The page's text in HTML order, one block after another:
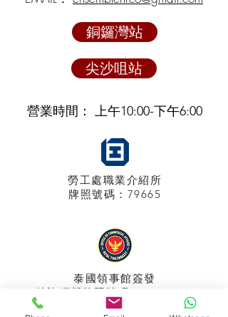
銅鑼灣站
尖沙咀站
營業時間： 上午10:00-下午6:00
勞工處職業介紹所
牌照號碼：79665
泰國領事館簽發
特許經營牌照號碼：048/2025